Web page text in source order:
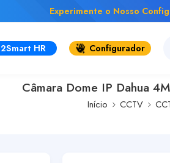
Experimente o Nosso
2Smart HR Configurador
Câmara Dome IP Dahua
Início CCTV